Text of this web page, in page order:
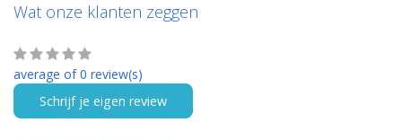
Wat onze klanten zeggen
average of 0 review(s)
Schrijf je eigen review